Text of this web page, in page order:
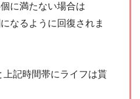
に満たない場合は
になるように回復されま
記時間帯にライフは貰